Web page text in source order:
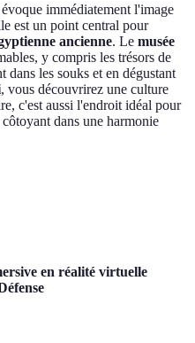
immédiatement l'image
est un point central pour
ancienne. Le musée
y compris les trésors de
les souks et en dégustant
, vous découvrirez une culture
c'est aussi l'endroit idéal pour
côtoyant dans une harmonie
en réalité virtuelle